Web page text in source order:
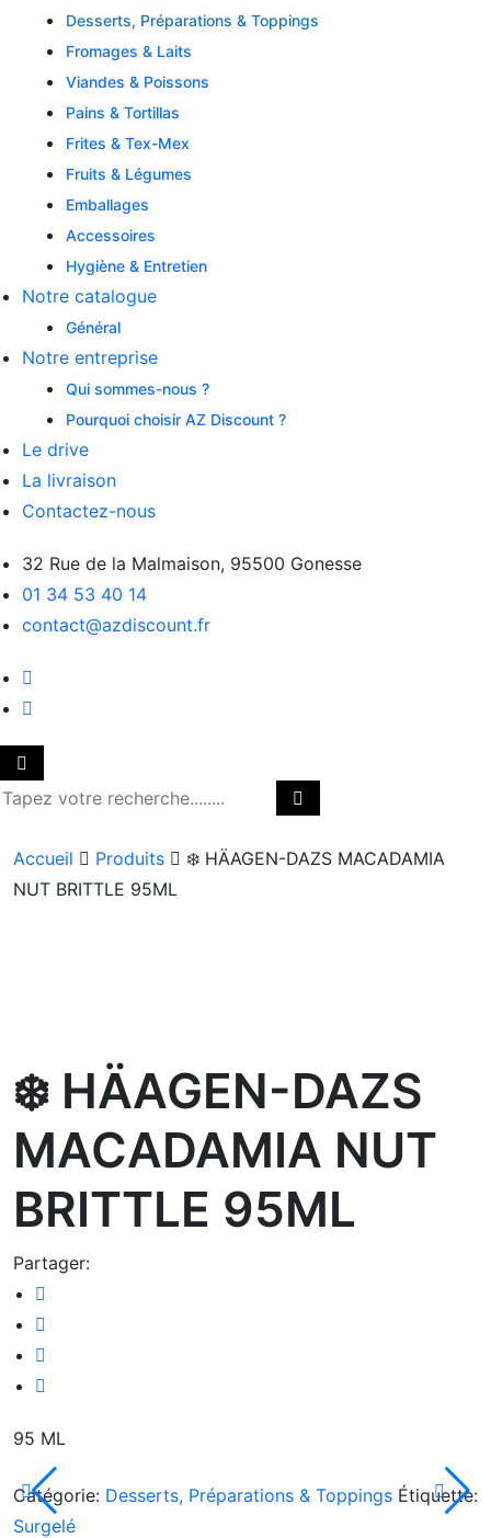
Desserts, Préparations & Toppings
Fromages & Laits
Viandes & Poissons
Pains & Tortillas
Frites & Tex-Mex
Fruits & Légumes
Emballages
Accessoires
Hygiène & Entretien
Notre catalogue
Général
Notre entreprise
Qui sommes-nous ?
Pourquoi choisir AZ Discount ?
Le drive
La livraison
Contactez-nous
32 Rue de la Malmaison, 95500 Gonesse
01 34 53 40 14
contact@azdiscount.fr
Accueil Produits
❄️ HÄAGEN-DAZS MACADAMIA
NUT BRITTLE 95ML
❄️ HÄAGEN-DAZS
MACADAMIA NUT
BRITTLE 95ML
Partager:
95 ML
Catégorie: Desserts, Préparations & Toppings Étiquette:
Surgelé